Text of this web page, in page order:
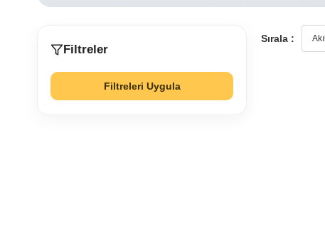
Filtreler
Filtreleri Uygula
Sırala :